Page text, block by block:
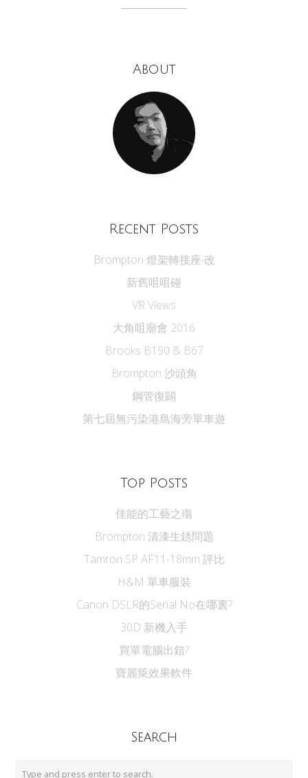
About
Recent Posts
Brompton 燈架轉接座‧改
新舊咀咀碰
VR Views
大角咀廟會 2016
Brooks B190 & B67
Brompton 沙頭角
鋼管復闢
第七屆無污染港島海旁單車遊
Top Posts
佳能的工藝之殤
Brompton 清漆生銹問題
Tamron SP AF11-18mm 評比
H&M 單車服裝
Canon DSLR的Serial No在哪裏?
30D 新機入手
買單電腦出錯?
寶麗箂效果軟件
Search